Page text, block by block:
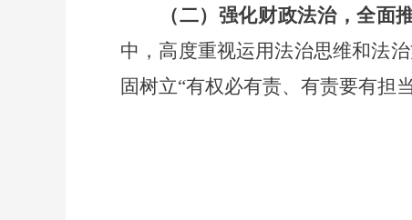
（二）强化财政法治，全面
中，高度重视运用法治思维和法
固树立“有权必有责、有责要有担